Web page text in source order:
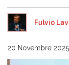
Fulvio
20 Novembre 2025